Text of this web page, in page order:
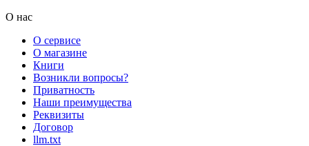
О нас
О сервисе
О магазине
Книги
Возникли вопросы?
Приватность
Наши преимущества
Реквизиты
Договор
llm.txt